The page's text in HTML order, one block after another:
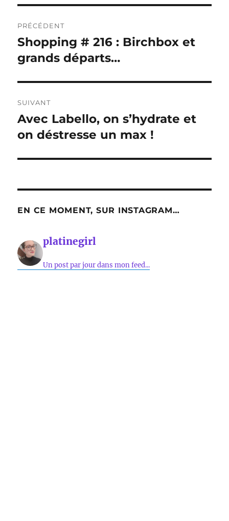
de
l’article
PRÉCÉDENT
Publication
précédente :
Shopping # 216 : Birchbox et
grands départs…
SUIVANT
Publication
suivante :
Avec Labello, on s’hydrate et
on déstresse un max !
EN CE MOMENT, SUR INSTAGRAM…
platinegirl
Un post par jour dans mon feed...